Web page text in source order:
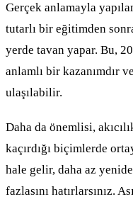
Gerçek anlamayla
tutarlı bir eğitimden
yerde tavan yapar. Bu,
anlamlı bir kazanımdır
ulaşılabilir.
Daha da önemlisi,
kaçırdığı biçimlerde
hale gelir, daha az
fazlasını hatırlarsınız.